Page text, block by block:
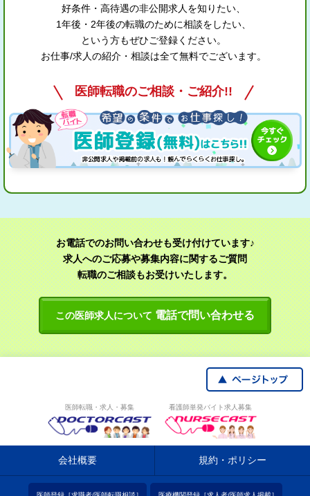
好条件・高待遇の非公開求人を知りたい、
1年後・2年後の転職のために相談をしたい、
という方もぜひご登録ください。
お仕事/求人の紹介・相談は全て無料でございます。
医師転職のご相談・ご紹介!!
お電話でのお問い合わせも受け付けています♪
求人へのご応募や募集内容に関するご質問
転職のご相談もお受けいたします。
この医師求人について 電話で問い合わせる
医師転職・求人・募集 看護師単発バイト求人募集
会社概要 規約・ポリシー